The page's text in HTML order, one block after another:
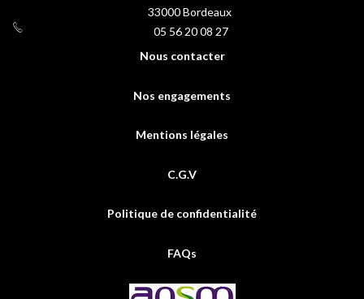
33000Bordeaux
05 56 20 08 27
Nous contacter
Nos engagements
Mentions légales
C.G.V
Politique de confidentialité
FAQs